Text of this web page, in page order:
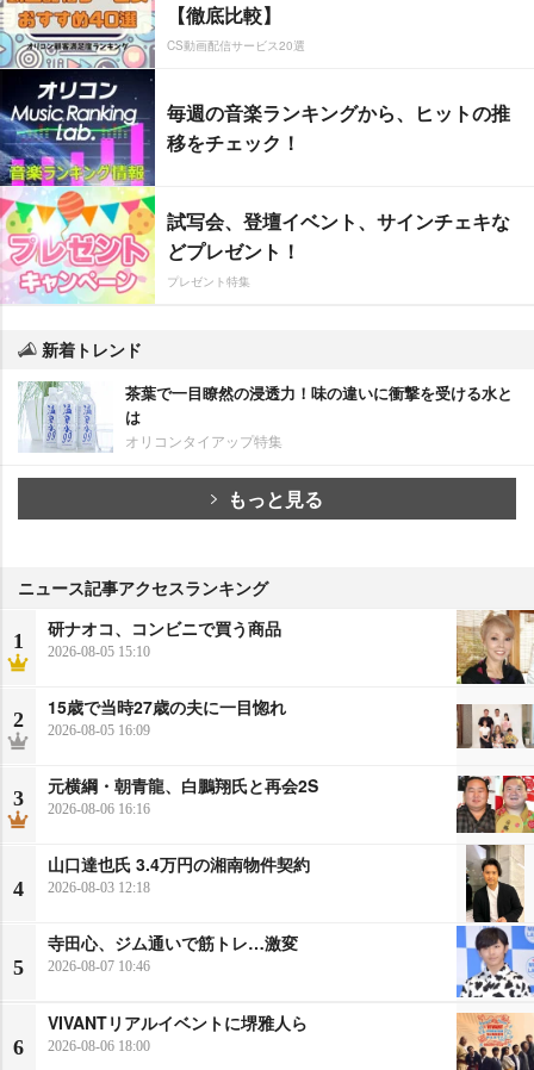
【徹底比較】
CS動画配信サービス20選
毎週の音楽ランキングから、ヒットの推
移をチェック！
試写会、登壇イベント、サインチェキな
どプレゼント！
プレゼント特集
新着トレンド
茶葉で一目瞭然の浸透力！味の違いに衝撃を受ける水と
は
オリコンタイアップ特集
もっと見る
ニュース記事アクセスランキング
1
研ナオコ、コンビニで買う商品
2026-08-05 15:10
2
15歳で当時27歳の夫に一目惚れ
2026-08-05 16:09
3
元横綱・朝青龍、白鵬翔氏と再会2S
2026-08-06 16:16
4
山口達也氏 3.4万円の湘南物件契約
2026-08-03 12:18
5
寺田心、ジム通いで筋トレ…激変
2026-08-07 10:46
6
VIVANTリアルイベントに堺雅人ら
2026-08-06 18:00